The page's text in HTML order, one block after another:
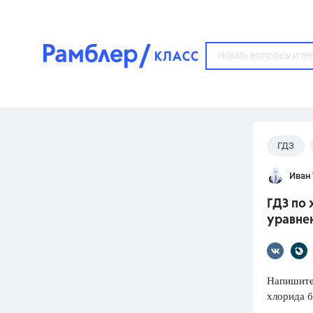
Популярные темы
ОГЭ
ФИПИ
ГДЗ
Иван
ГДЗ по
хлорида